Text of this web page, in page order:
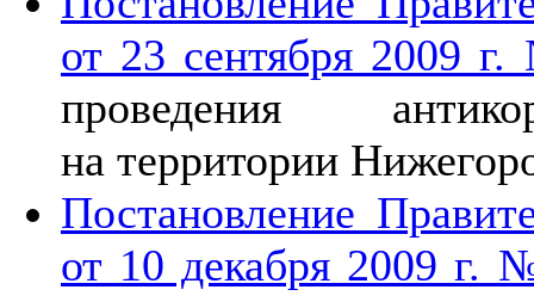
от 23 сентября 2009
проведения
на территории
Постановление
от 10 декабря 2009 г.